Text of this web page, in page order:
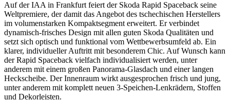
Auf der IAA in Frankfurt feiert der Skoda Rapid Spaceback seine
Weltpremiere, der damit das Angebot des tschechischen Herstellers
im volumenstarken Kompaktsegment erweitert. Er verbindet
dynamisch-frisches Design mit allen guten Skoda Qualitäten und
setzt sich optisch und funktional vom Wettbewerbsumfeld ab. Ein
klarer, individueller Auftritt mit besonderem Chic. Auf Wunsch kann
der Rapid Spaceback vielfach individualisiert werden, unter
anderem mit einem großen Panorama-Glasdach und einer langen
Heckscheibe. Der Innenraum wirkt ausgesprochen frisch und jung,
unter anderem mit komplett neuen 3-Speichen-Lenkrädern, Stoffen
und Dekorleisten.